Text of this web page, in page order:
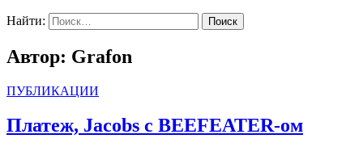
Найти:
Автор: Grafon
ПУБЛИКАЦИИ
Платеж, Jacobs с BEEFEATER-ом